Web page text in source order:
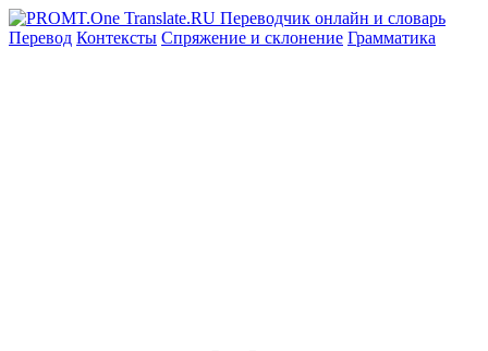
Перевод Контексты Спряжение и склонение Грамматика